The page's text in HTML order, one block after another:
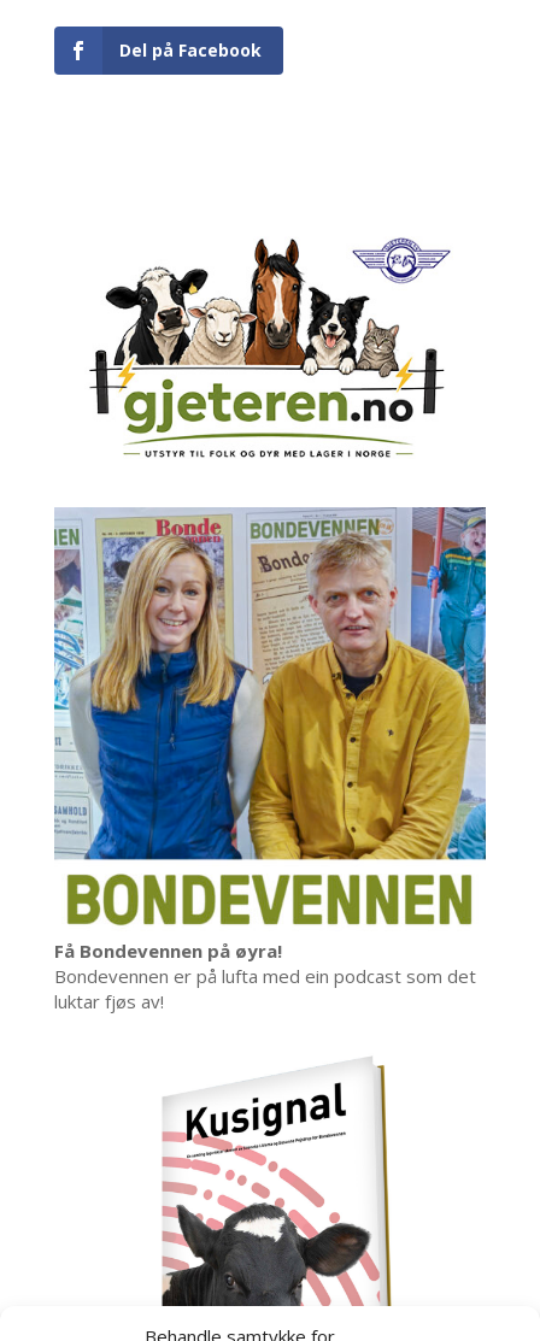
Behandle samtykke for
Del på Facebook
Få Bondevennen på øyra!
Bondevennen er på lufta med ein podcast som det
luktar fjøs av!